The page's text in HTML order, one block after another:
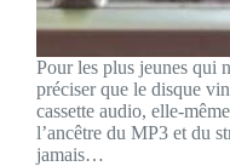
Pour les plus jeunes qui
préciser que le disque
cassette audio, elle-
l’ancêtre du MP3 et du
jamais…